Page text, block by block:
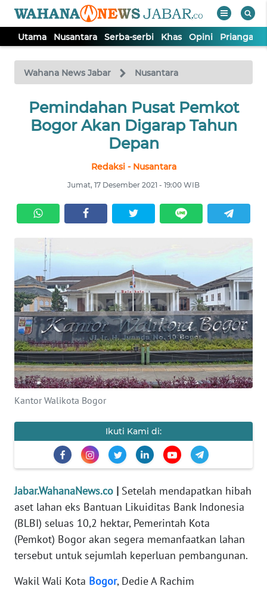
Utama Nusantara Serba-serbi Khas Opini Priangan
Wahana News Jabar Nusantara
Pemindahan Pusat Pemkot
Bogor Akan Digarap Tahun
Depan
Redaksi - Nusantara
Jumat, 17 Desember 2021 - 19:00 WIB
Kantor Walikota Bogor
Ikuti Kami di:
Jabar.WahanaNews.co | Setelah mendapatkan hibah
aset lahan eks Bantuan Likuiditas Bank Indonesia
(BLBI) seluas 10,2 hektar, Pemerintah Kota
(Pemkot) Bogor akan segera memanfaatkan lahan
tersebut untuk sejumlah keperluan pembangunan.
Wakil Wali Kota Bogor, Dedie A Rachim
TV
Tutup
UTAMA
KHAS
OPINI
PRIANGAN
TIMUR
SUKABUMI
PURWAKARTA
Informasi
INDEKS
KONTAK
INFO
IKLAN
TENTANG